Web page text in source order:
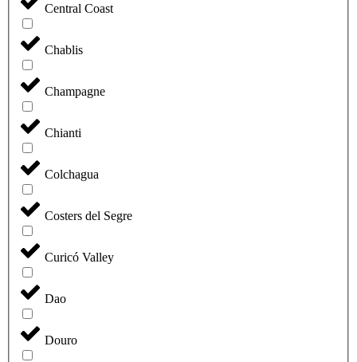
Central Coast
Chablis
Champagne
Chianti
Colchagua
Costers del Segre
Curicó Valley
Dao
Douro